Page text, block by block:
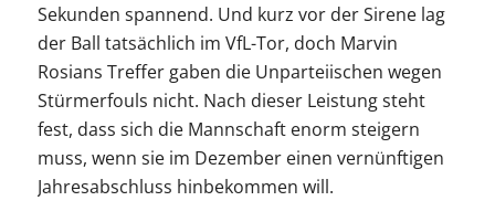
Sekunden spannend. Und kurz vor der Sirene lag
der Ball tatsächlich im VfL-Tor, doch Marvin
Rosians Treffer gaben die Unparteiischen wegen
Stürmerfouls nicht. Nach dieser Leistung steht
fest, dass sich die Mannschaft enorm steigern
muss, wenn sie im Dezember einen vernünftigen
Jahresabschluss hinbekommen will.